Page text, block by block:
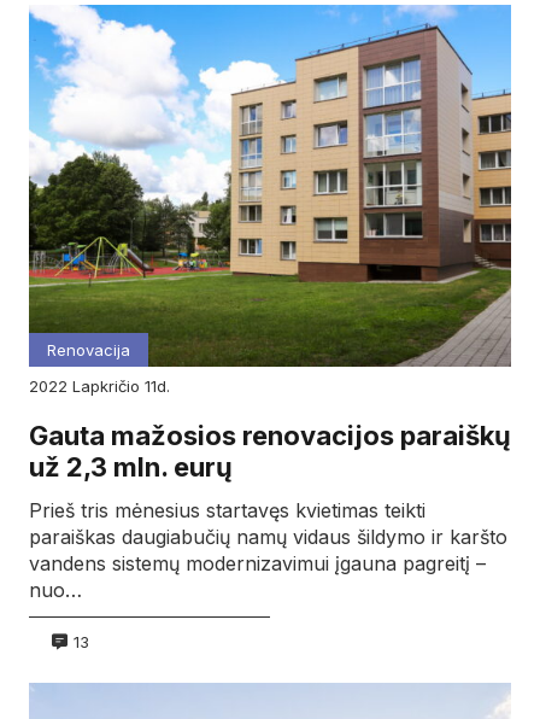
Renovacija
2022
lapkričio 11d.
Gauta mažosios renovacijos paraiškų
už 2,3 mln. eurų
Prieš tris mėnesius startavęs kvietimas teikti
paraiškas daugiabučių namų vidaus šildymo ir karšto
vandens sistemų modernizavimui įgauna pagreitį –
nuo…
13